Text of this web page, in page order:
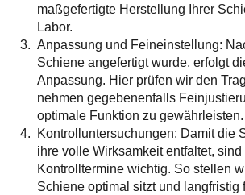
maßgefertigte Herstellung Ihrer
Labor.
Anpassung und Feineinstellung:
Schiene angefertigt wurde, erfolgt
Anpassung. Hier prüfen wir den
nehmen gegebenenfalls
optimale Funktion zu gewährleisten.
Kontrolluntersuchungen: Damit die
ihre volle Wirksamkeit entfaltet,
Kontrolltermine wichtig. So stellen
Schiene optimal sitzt und langfristig